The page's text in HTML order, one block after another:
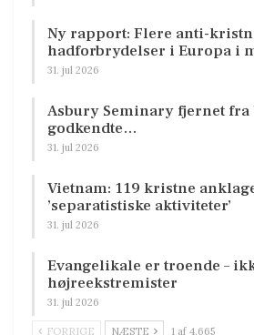
Ny rapport: Flere anti-
hadforbrydelser i Europa i
31. jul 2026
Asbury Seminary fjernet fra
godkendte…
31. jul 2026
Vietnam: 119 kristne
’separatistiske aktiviteter’
31. jul 2026
Evangelikale er troende –
højreekstremister
31. jul 2026
FORRIGE NÆSTE 1 af 4.665